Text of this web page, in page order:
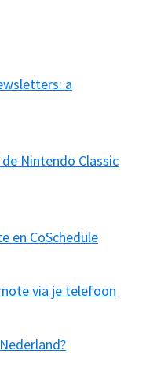
a
Nintendo Classic
en CoSchedule
via je telefoon